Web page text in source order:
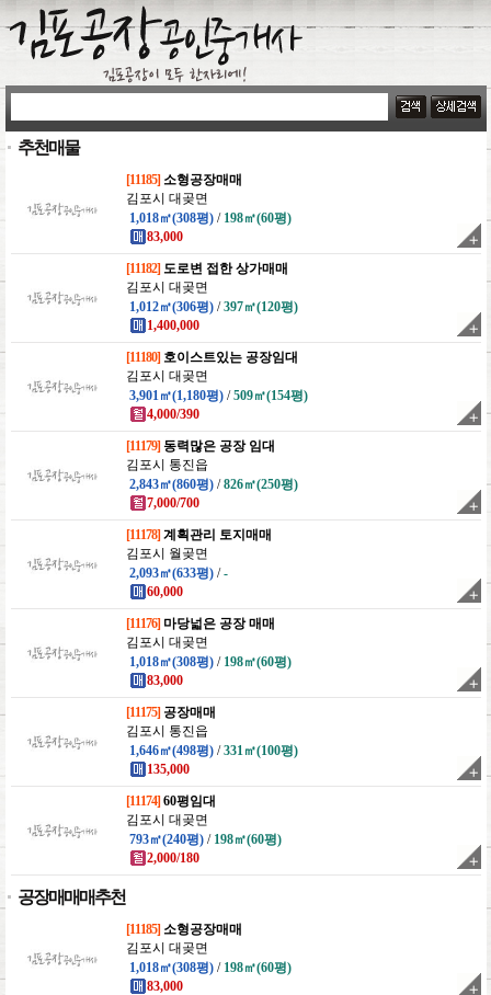
추천매물
[11185] 소형공장매매
김포시 대곶면
1,018㎡(308평) / 198㎡(60평)
83,000
[11182] 도로변 접한 상가매매
김포시 대곶면
1,012㎡(306평) /397㎡(120평)
1,400,000
[11180] 호이스트있는 공장임대
김포시 대곶면
3,901㎡(1,180평) /509㎡(154평)
4,000/390
[11179] 동력많은 공장 임대
김포시 통진읍
2,843㎡(860평) /826㎡(250평)
7,000/700
[11178] 계획관리 토지매매
김포시 월곶면
2,093㎡(633평) /-
60,000
[11176] 마당넓은 공장 매매
김포시 대곶면
1,018㎡(308평) / 198㎡(60평)
83,000
[11175] 공장매매
김포시 통진읍
1,646㎡(498평) /331㎡(100평)
135,000
[11174] 60평임대
김포시 대곶면
793㎡(240평) / 198㎡(60평)
2,000/180
공장매매매추천
[11185] 소형공장매매
김포시 대곶면
1,018㎡(308평) / 198㎡(60평)
83,000